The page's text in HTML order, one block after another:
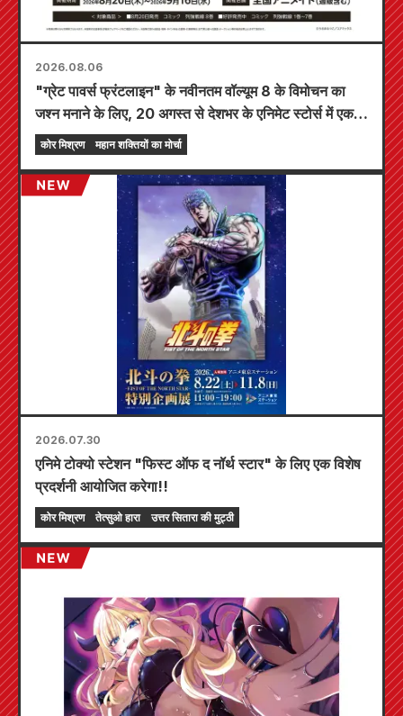
2026.08.06
"ग्रेट पावर्स फ्रंटलाइन" के नवीनतम वॉल्यूम 8 के विमोचन का
जश्न मनाने के लिए, 20 अगस्त से देशभर के एनिमेट स्टोर्स में एक
सीमित समय का मेला आयोजित किया जाएगा, जहाँ आप एक विशेष
रूप से डिज़ाइन किया गया मिनी कार्ड (कुल 4 प्रकार) प्राप्त कर
सकते हैं!
कोर मिश्रण महान शक्तियों का मोर्चा
2026.07.30
एनिमे टोक्यो स्टेशन "फिस्ट ऑफ द नॉर्थ स्टार" के लिए एक विशेष
प्रदर्शनी आयोजित करेगा!!
कोर मिश्रण तेत्सुओ हारा उत्तर सितारा की मुट्ठी